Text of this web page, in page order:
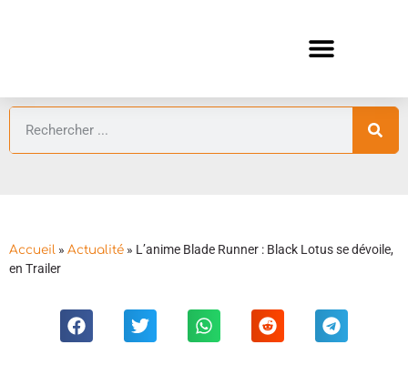
Accueil » Actualité » L’anime Blade Runner : Black Lotus se dévoile,
en Trailer